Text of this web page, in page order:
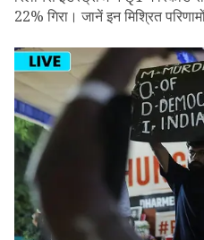
22% गिरा। जानें इन मिश्रित